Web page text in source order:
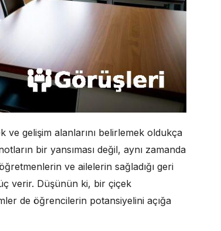
ve gelişim alanlarını belirlemek oldukça
bir yansıması değil, aynı zamanda
ve ailelerin sağladığı geri
verir. Düşünün ki, bir çiçek
de öğrencilerin potansiyelini açığa